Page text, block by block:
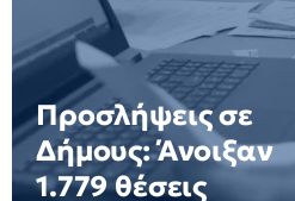
Προσλήψεις σε
Δήμους: Άνοιξαν
1.779 θέσεις